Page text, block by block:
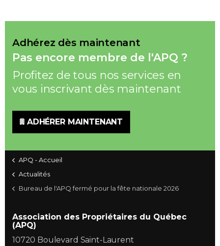
FAQ
Zone Membres
Contact
Adhérez dès maintenant
Pas encore membre de l'APQ ?
Profitez de tous nos services en
vous inscrivant dès maintenant
ADHÉRER MAINTENANT
APQ - Accueil
Actualités
Bureau de l'APQ fermé pour la fête nationale 2026
Association des Propriétaires du Québec
(APQ)
10720 Boulevard Saint-Laurent